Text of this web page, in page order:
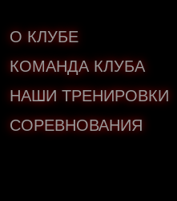
О КЛУБЕ
КОМАНДА КЛУБА
НАШИ ТРЕНИРОВКИ
СОРЕВНОВАНИЯ